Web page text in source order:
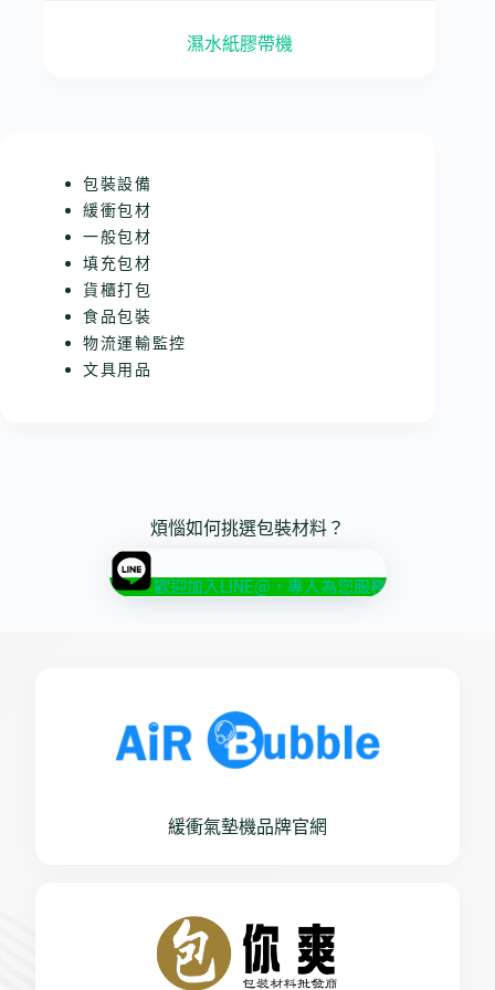
濕水紙膠帶機
包裝設備
緩衝包材
一般包材
填充包材
貨櫃打包
食品包裝
物流運輸監控
文具用品
煩惱如何挑選包裝材料？
歡迎加入LINE@，專人為您服務
緩衝氣墊機品牌官網